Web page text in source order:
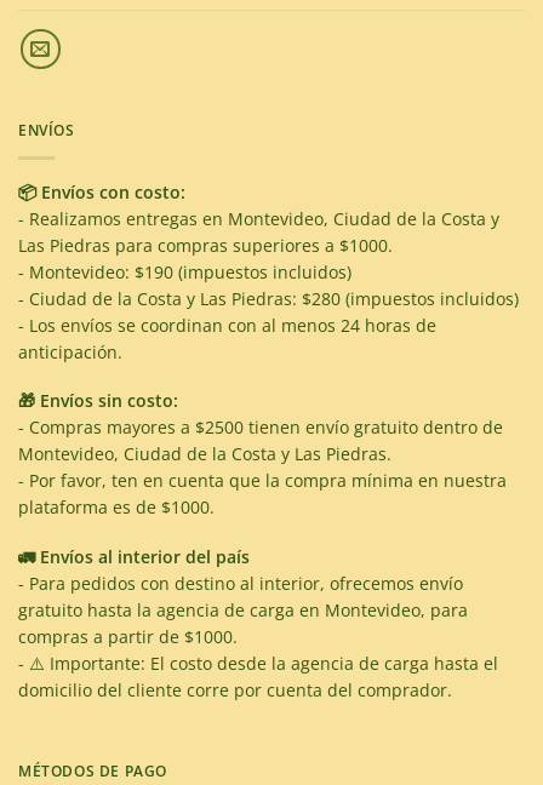
ENVÍOS
📦 Envíos con costo:
- Realizamos entregas en Montevideo, Ciudad de la Costa y
Las Piedras para compras superiores a $1000.
- Montevideo: $190 (impuestos incluidos)
- Ciudad de la Costa y Las Piedras: $280 (impuestos incluidos)
- Los envíos se coordinan con al menos 24 horas de
anticipación.
🎁 Envíos sin costo:
- Compras mayores a $2500 tienen envío gratuito dentro de
Montevideo, Ciudad de la Costa y Las Piedras.
- Por favor, ten en cuenta que la compra mínima en nuestra
plataforma es de $1000.
🚛 Envíos al interior del país
- Para pedidos con destino al interior, ofrecemos envío
gratuito hasta la agencia de carga en Montevideo, para
compras a partir de $1000.
- ⚠️ Importante: El costo desde la agencia de carga hasta el
domicilio del cliente corre por cuenta del comprador.
MÉTODOS DE PAGO